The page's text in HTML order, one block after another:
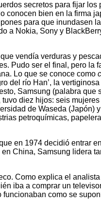
secretos para fijar
bien en la firma
para que inundasen
a Nokia, Sony y
vendía verduras y
Pudo ser el final, pero la
Lo que se conoce como
del río Han’, la
Samsung (palabra que
diez hijos: seis
de Waseda (Japón)
petroquímicas,
en 1974 decidió entrar
China, Samsung lidera
Como explica el
iba a comprar un
como se